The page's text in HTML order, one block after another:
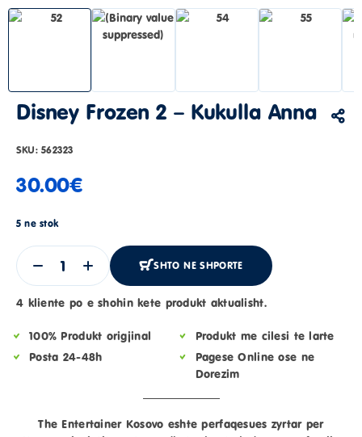
Disney Frozen 2 – Kukulla Anna
SKU:562323
30.00€
5 ne stok
SHTO NE SHPORTE
4 kliente po e shohin kete produkt aktualisht.
100% Produkt origjinal
Posta 24-48h
Produkt me cilesi te larte
Pagese Online ose ne
Dorezim
The Entertainer Kosovo eshte perfaqesues zyrtar per